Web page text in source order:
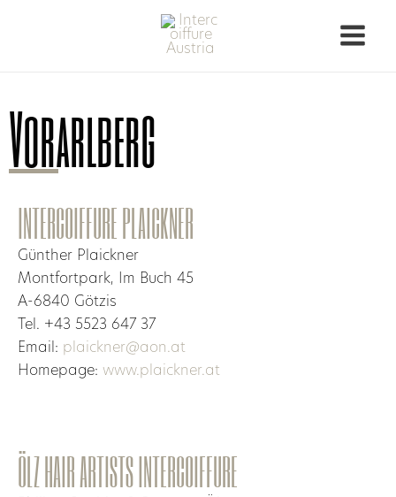
Vorarlberg
INTERCOIFFURE PLAICKNER
Günther Plaickner
Montfortpark, Im Buch 45
A-6840 Götzis
Tel. +43 5523 647 37
Email: plaickner@aon.at
Homepage: www.plaickner.at
ÖLZ HAIR ARTISTS INTERCOIFFURE